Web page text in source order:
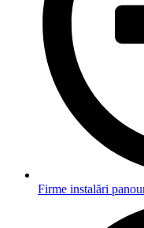
Firme instalări